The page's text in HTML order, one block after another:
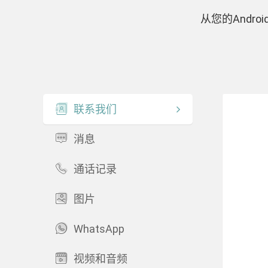
从您的
联系我们
消息
通话记录
图片
WhatsApp
视频和音频